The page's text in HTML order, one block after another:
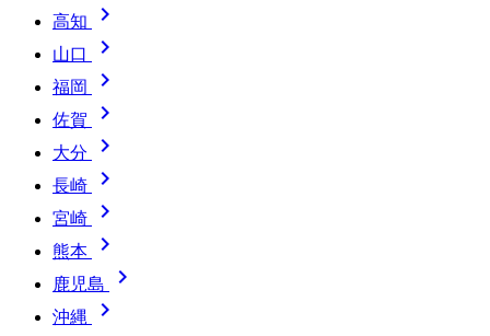
高知 
山口 
福岡 
佐賀 
大分 
長崎 
宮崎 
熊本 
鹿児島 
沖縄
